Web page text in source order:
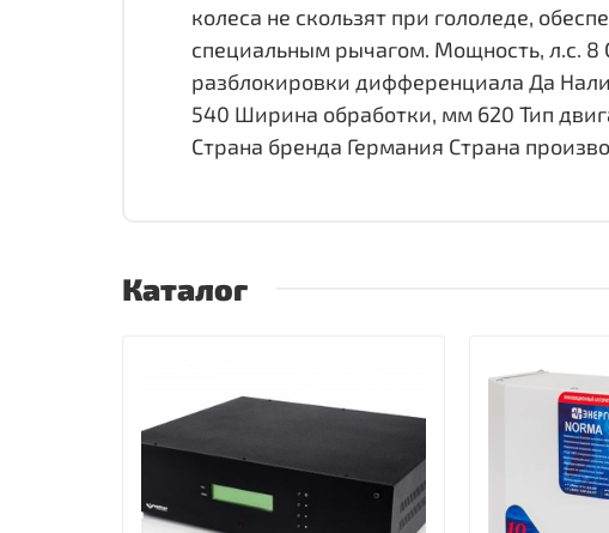
колеса не скользят при гололеде,
специальным рычагом. Мощность, л.с. 8
разблокировки дифференциала Да
540 Ширина обработки, мм 620 Тип
Страна бренда Германия Страна
Каталог